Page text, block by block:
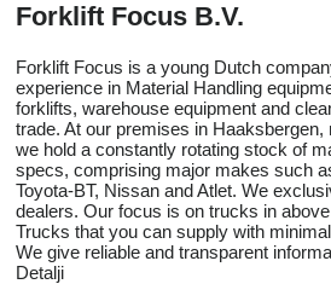
Forklift Focus B.V.
Forklift Focus is a young Dutch
experience in Material Handling
forklifts, warehouse equipment and
trade. At our premises in Haaksbergen,
we hold a constantly rotating stock of
specs, comprising major makes such
Toyota-BT, Nissan and Atlet. We
dealers. Our focus is on trucks in
Trucks that you can supply with
We give reliable and transparent
Detalji